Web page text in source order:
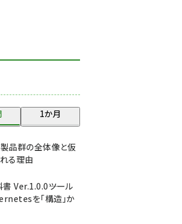
(1956)
(1360) 1か月
品群の全体像と仮
る理由
Ver.1.0.0――ツール
を「構造」か